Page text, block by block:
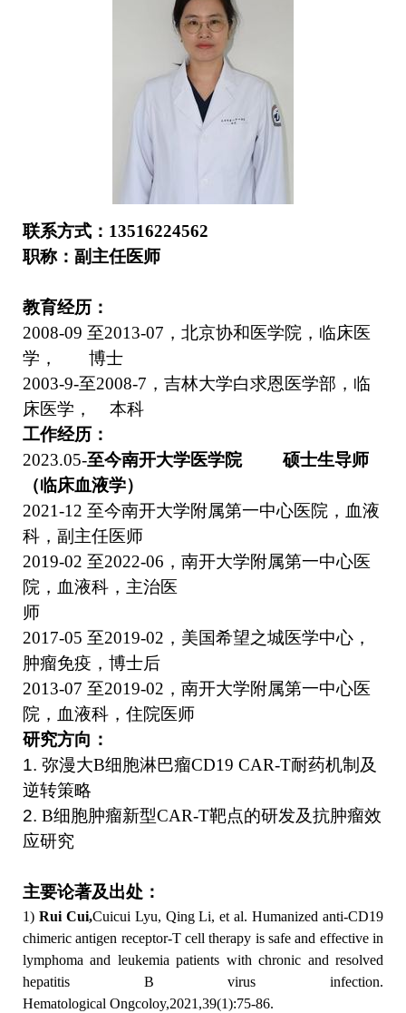
联系方式： 13516224562
职称：副主任医师
教育经历：
2008-09 至2013-07 ，北京协和医学院，临床医
学，
博士
2003-9-至2008-7 ，吉林大学白求恩医学部，临
床医学，
本科
工作经历：
2023.05-至今南开大学医学院
硕士生导师
（临床血液学）
2021-12 至今南开大学附属第一中心医院，血液
科，副主任医师
2019-02 至2022-06 ，南开大学附属第一中心医
院，血液科，主治医
师
2017-05 至2019-02 ，美国希望之城医学中心，
肿瘤免疫，博士后
2013-07 至2019-02 ，南开大学附属第一中心医
院，血液科，住院医师
研究方向：
1. 弥漫大B细胞淋巴瘤CD19 CAR-T耐药机制及
逆转策略
2. B细胞肿瘤新型CAR-T靶点的研发及抗肿瘤效
应研究
主要论著及出处：
1) Rui Cui,Cuicui Lyu, Qing Li, et al. Humanized anti‐CD19
chimeric antigen receptor‐T cell therapy is safe and effective in
lymphoma and leukemia patients with chronic and resolved
hepatitis B virus infection.
Hematological Ongcoloy,2021,39(1):75-86.